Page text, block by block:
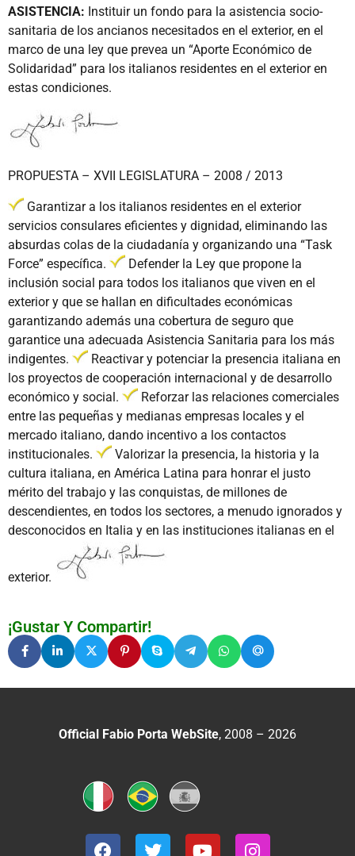
ASISTENCIA: Instituir un fondo para la asistencia socio-
sanitaria de los ancianos necesitados en el ex­terior, en el
marco de una ley que prevea un “Aporte Económico de
Solidaridad” para los italianos residen­tes en el exterior en
estas condiciones.
PROPUESTA – XVII LEGISLATURA – 2008 / 2013
Garantizar a los italianos residentes en el exterior
servicios consulares eficientes y dignidad, eliminando las
absurdas colas de la ciudadanía y organizando una “Task
Force” específica.
Defender la Ley que propone la
inclusión social para todos los italianos que viven en el
exterior y que se hallan en dificultades económicas
garantizando además una cobertura de seguro que
garantice una adecuada Asistencia Sanitaria para los más
indigentes.
Reactivar y potenciar la presencia italiana en
los proyectos de cooperación internacional y de desarrollo
económico y social.
Reforzar las relaciones comerciales
entre las pequeñas y medianas empresas locales y el
mercado italiano, dando incentivo a los contactos
institucionales.
Valorizar la presencia, la historia y la
cultura italiana, en América Latina para honrar el justo
mérito del trabajo y las conquistas, de millones de
descendientes, en todos los sectores, a menudo ignorados y
desconocidos en Italia y en las instituciones italianas en el
exterior.
¡Gustar Y Compartir!
Official Fabio Porta WebSite, 2008 – 2026